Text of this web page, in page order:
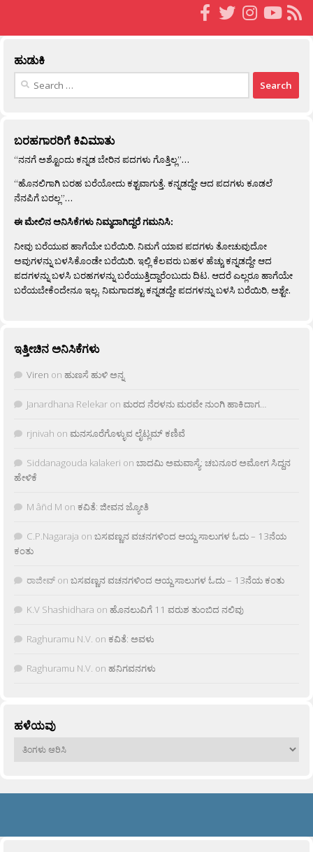
ಹುಡುಕಿ
Search
ಬರಹಗಾರರಿಗೆ ಕಿವಿಮಾತು
“ನನಗೆ ಅಶ್ಟೊಂದು ಕನ್ನಡ ಬೇರಿನ ಪದಗಳು ಗೊತ್ತಿಲ್ಲ”…
“ಹೊನಲಿಗಾಗಿ ಬರಹ ಬರೆಯೋದು ಕಶ್ಟವಾಗುತ್ತೆ. ಕನ್ನಡದ್ದೇ ಆದ ಪದಗಳು ಕೂಡಲೆ
ನೆನಪಿಗೆ ಬರಲ್ಲ”…
ಈ ಮೇಲಿನ ಅನಿಸಿಕೆಗಳು ನಿಮ್ಮದಾಗಿದ್ದರೆ ಗಮನಿಸಿ:
ನೀವು ಬರೆಯುವ ಹಾಗೆಯೇ ಬರೆಯಿರಿ. ನಿಮಗೆ ಯಾವ ಪದಗಳು ತೋಚುವುದೋ
ಅವುಗಳನ್ನು ಬಳಸಿಕೊಂಡೇ ಬರೆಯಿರಿ. ಇಲ್ಲಿ ಕೆಲವರು ಬಹಳ ಹೆಚ್ಚು ಕನ್ನಡದ್ದೇ ಆದ
ಪದಗಳನ್ನು ಬಳಸಿ ಬರಹಗಳನ್ನು ಬರೆಯುತ್ತಿದ್ದಾರೆಂಬುದು ದಿಟ. ಆದರೆ ಎಲ್ಲರೂ ಹಾಗೆಯೇ
ಬರೆಯಬೇಕೆಂದೇನೂ ಇಲ್ಲ. ನಿಮಗಾದಶ್ಟು ಕನ್ನಡದ್ದೇ ಪದಗಳನ್ನು ಬಳಸಿ ಬರೆಯಿರಿ, ಅಶ್ಟೇ.
ಇತ್ತೀಚಿನ ಅನಿಸಿಕೆಗಳು
Viren on ಹುಣಸೆ ಹುಳಿ ಅನ್ನ
Janardhana Relekar on ಮರದ ನೆರಳನು ಮರವೇ ನುಂಗಿ ಹಾಕಿದಾಗ…
rjnivah on ಮನಸೂರೆಗೊಳ್ಳುವ ಲೈಟ್ಲಮ್ ಕಣಿವೆ
Siddanagouda kalakeri on ಬಾದಮಿ ಅಮವಾಸ್ಯೆ: ಚಬನೂರ ಅಮೋಗ ಸಿದ್ದನ
ಹೇಳಿಕೆ
M âñd M on ಕವಿತೆ: ಜೀವನ ಜ್ಯೋತಿ
C.P.Nagaraja on ಬಸವಣ್ಣನ ವಚನಗಳಿಂದ ಆಯ್ದ ಸಾಲುಗಳ ಓದು – 13ನೆಯ
ಕಂತು
ರಾಜೀವ್ on ಬಸವಣ್ಣನ ವಚನಗಳಿಂದ ಆಯ್ದ ಸಾಲುಗಳ ಓದು – 13ನೆಯ ಕಂತು
K.V Shashidhara on ಹೊನಲುವಿಗೆ 11 ವರುಶ ತುಂಬಿದ ನಲಿವು
Raghuramu N.V. on ಕವಿತೆ: ಅವಳು
Raghuramu N.V. on ಹನಿಗವನಗಳು
ಹಳೆಯವು
ಹಳೆಯವು